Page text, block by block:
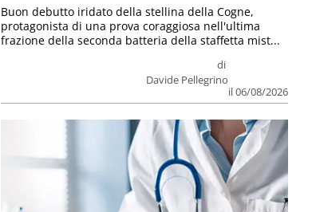
di
Davide Pellegrino
il 06/08/2026
Buon debutto iridato della stellina della Cogne,
protagonista di una prova coraggiosa nell'ultima
frazione della seconda batteria della staffetta mist...